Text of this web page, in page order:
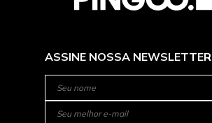
ASSINE NOSSA NEWSLETTER